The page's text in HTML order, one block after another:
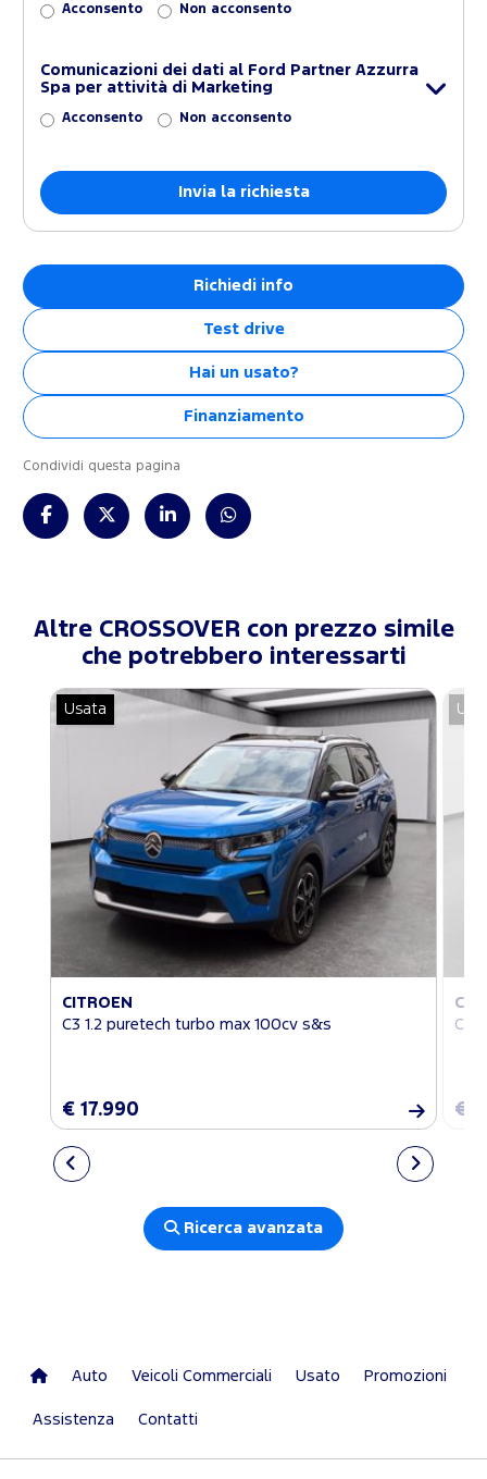
Acconsento Non acconsento
Comunicazioni dei dati al Ford Partner Azzurra
Spa per attività di Marketing
Acconsento Non acconsento
Richiedi info
Test drive
Hai un usato?
Finanziamento
Condividi questa pagina
Altre CROSSOVER con prezzo simile
che potrebbero interessarti
Usata
CITROEN
C3 1.2 puretech turbo max 100cv s&s
€ 17.990
C3
€
Ricerca avanzata
Auto Veicoli Commerciali Usato Promozioni
Assistenza Contatti